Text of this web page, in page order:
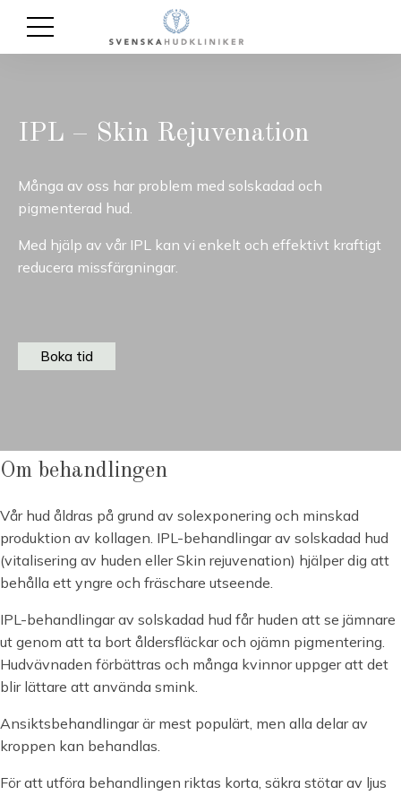
IPL – Skin Rejuvenation
Många av oss har problem med solskadad och
pigmenterad hud.
Med hjälp av vår IPL kan vi enkelt och effektivt kraftigt
reducera missfärgningar.
Boka tid
Om behandlingen
Vår hud åldras på grund av solexponering och minskad
produktion av kollagen. IPL-behandlingar av solskadad hud
(vitalisering av huden eller Skin rejuvenation) hjälper dig att
behålla ett yngre och fräschare utseende.
IPL-behandlingar av solskadad hud får huden att se jämnare
ut genom att ta bort åldersfläckar och ojämn pigmentering.
Hudvävnaden förbättras och många kvinnor uppger att det
blir lättare att använda smink.
Ansiktsbehandlingar är mest populärt, men alla delar av
kroppen kan behandlas.
För att utföra behandlingen riktas korta, säkra stötar av ljus